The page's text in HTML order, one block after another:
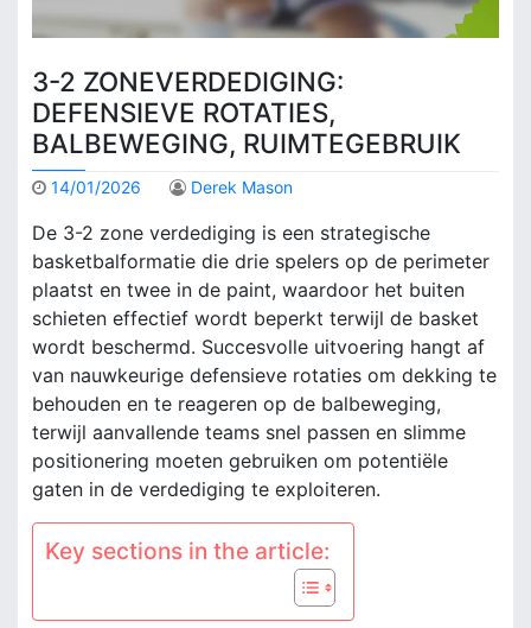
3-2 ZONEVERDEDIGING:
DEFENSIEVE ROTATIES,
BALBEWEGING, RUIMTEGEBRUIK
14/01/2026 Derek Mason
De 3-2 zone verdediging is een strategische
basketbalformatie die drie spelers op de perimeter
plaatst en twee in de paint, waardoor het buiten
schieten effectief wordt beperkt terwijl de basket
wordt beschermd. Succesvolle uitvoering hangt af
van nauwkeurige defensieve rotaties om dekking te
behouden en te reageren op de balbeweging,
terwijl aanvallende teams snel passen en slimme
positionering moeten gebruiken om potentiële
gaten in de verdediging te exploiteren.
Key sections in the article: